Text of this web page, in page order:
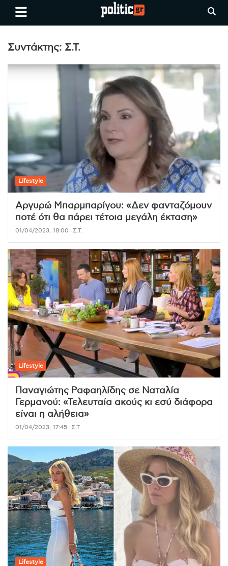
Skip
Ειδήσεις απο τη
Θεσσαλονίκη, την Ελλάδα και
όλο τον Κόσμο
politic.gr
Συντάκτης: Σ.Τ.
Lifestyle
Αργυρώ Μπαρμπαρίγου: «Δεν φανταζόμουν
ποτέ ότι θα πάρει τέτοια μεγάλη έκταση»
01/04/2023, 18:00 Σ.Τ.
Lifestyle
Παναγιώτης Ραφαηλίδης σε Ναταλία
Γερμανού: «Τελευταία ακούς κι εσύ διάφορα
είναι η αλήθεια»
01/04/2023, 17:45 Σ.Τ.
Lifestyle